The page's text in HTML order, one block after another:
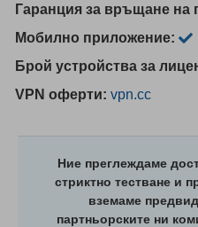
Гаранция за връщане на
Мобилно приложение:
Брой устройства за
VPN оферти: vpn.cc
Ние преглеждаме
стриктно тестване и
вземаме
партньорските ни